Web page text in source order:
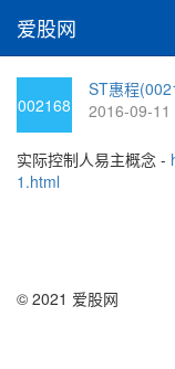
爱股网
002168
ST惠程
2016-09-11
实际控制人易主概念 -
1.html
© 2021 爱股网